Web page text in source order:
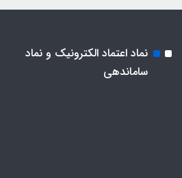
نماد اعتماد الکترونیک و نماد
ساماندهی